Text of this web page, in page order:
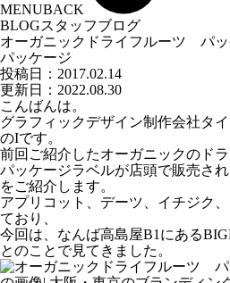
MENUBACK
BLOGスタッフブログ
オーガニックドライフルーツ パ
パッケージ
投稿日： 2017.02.14
更新日：2022.08.30
こんばんは。
グラフィックデザイン制作会社タ
のIです。
前回ご紹介したオーガニックのドラ
パッケージラベルが店頭で販売さ
をご紹介します。
アプリコット、デーツ、イチジク
ており、
今回は、なんば高島屋B1にある
とのことで見てきました。